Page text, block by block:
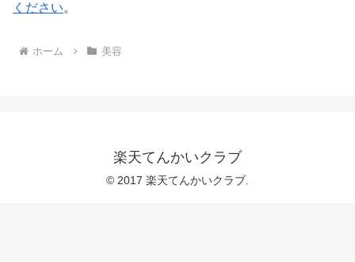
ください。
ホーム 美容
楽天てんかいクラブ
© 2017 楽天てんかいクラブ.